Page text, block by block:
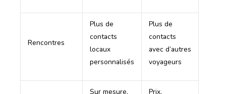
Rencontres
Plus de
contacts
locaux
personnalisés
Plus de
contacts
avec d’autres
voyageurs
Sur mesure,
Prix,